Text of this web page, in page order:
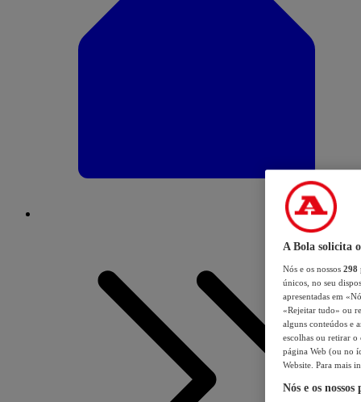
A Bola solicita
Nós e os nossos 298
únicos, no seu
apresentadas em
«Rejeitar tudo» ou
alguns conteúdos e
escolhas ou retirar
página Web (ou no
Website. Para mais
Nós e os